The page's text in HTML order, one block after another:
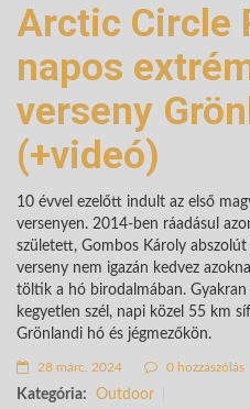
Arctic Circle
napos
verseny
(+videó)
10 évvel ezelőtt indult az első
versenyen. 2014-ben ráadásul
született, Gombos Károly
verseny nem igazán kedvez
töltik a hó birodalmában.
kegyetlen szél, napi közel 55 km
Grönlandi hó és jégmezőkön.
28 márc. 2024 0 hozzászólás
Kategória: Outdoor